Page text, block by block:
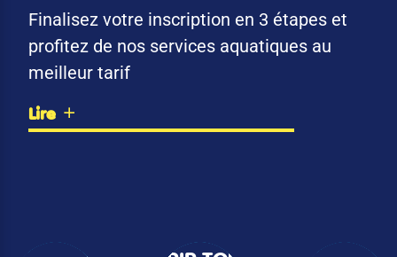
Finalisez votre inscription en 3 étapes et
profitez de nos services aquatiques au
meilleur tarif
Lire